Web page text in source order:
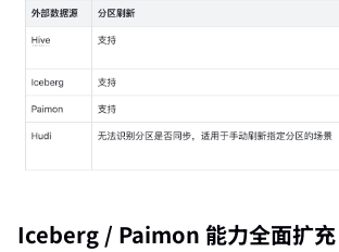
Iceberg / Paimon 能力全面扩充